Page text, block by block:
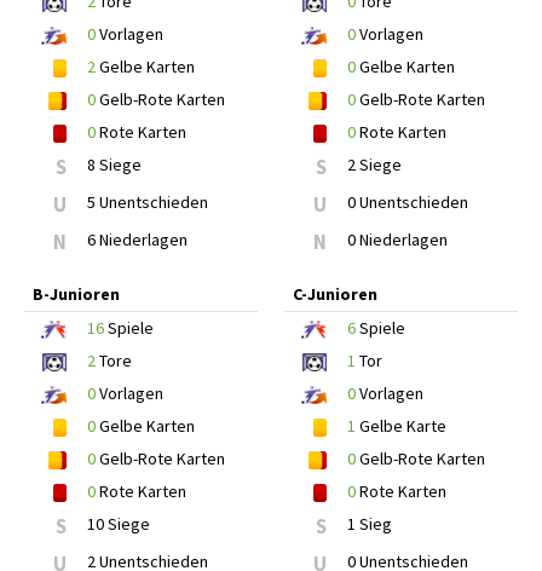
0Vorlagen
2Gelbe Karten
0Gelb-Rote Karten
0Rote Karten
S 8 Siege
U 5 Unentschieden
N 6 Niederlagen
0Vorlagen
0Gelbe Karten
0Gelb-Rote Karten
0Rote Karten
S 2 Siege
U 0 Unentschieden
N 0 Niederlagen
B-Junioren
16Spiele
2Tore
0Vorlagen
0Gelbe Karten
0Gelb-Rote Karten
0Rote Karten
S 10 Siege
U 2 Unentschieden
C-Junioren
6Spiele
1 Tor
0Vorlagen
1 Gelbe Karte
0Gelb-Rote Karten
0Rote Karten
S 1 Sieg
U 0 Unentschieden